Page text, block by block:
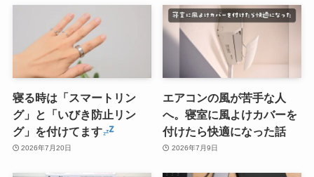
寝る時は「スマートリン
グ」と「いびき防止リン
グ」を付けてます
2026年7月20日
エアコンの風が苦手な人
へ。寝室に風よけカバーを
付けたら快適になった話
2026年7月9日